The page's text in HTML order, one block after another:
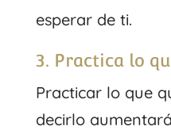
esperar de ti.
3. Practica lo
Practicar lo que
decirlo